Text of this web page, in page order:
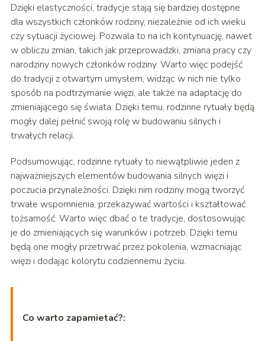
Dzięki elastyczności, tradycje stają się bardziej dostępne
dla wszystkich członków rodziny, niezależnie od ich wieku
czy sytuacji życiowej. Pozwala to na ich kontynuację, nawet
w obliczu zmian, takich jak przeprowadzki, zmiana pracy czy
narodziny nowych członków rodziny. Warto więc podejść
do tradycji z otwartym umysłem, widząc w nich nie tylko
sposób na podtrzymanie więzi, ale także na adaptację do
zmieniającego się świata. Dzięki temu, rodzinne rytuały będą
mogły dalej pełnić swoją rolę w budowaniu silnych i
trwałych relacji.
Podsumowując, rodzinne rytuały to niewątpliwie jeden z
najważniejszych elementów budowania silnych więzi i
poczucia przynależności. Dzięki nim rodziny mogą tworzyć
trwałe wspomnienia, przekazywać wartości i kształtować
tożsamość. Warto więc dbać o te tradycje, dostosowując
je do zmieniających się warunków i potrzeb. Dzięki temu
będą one mogły przetrwać przez pokolenia, wzmacniając
więzi i dodając kolorytu codziennemu życiu.
Co warto zapamietać?: